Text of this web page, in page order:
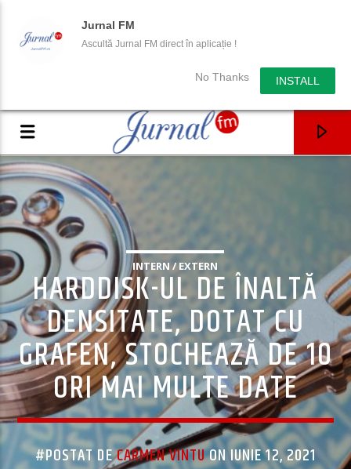
Jurnal FM
Ascultă Jurnal FM direct în aplicație !
No Thanks INSTALL
INTERN / EXTERN
HARDDISK-UL DE ÎNALTĂ
DENSITATE, DOTAT CU
GRAFEN, STOCHEAZĂ DE 10
ORI MAI MULTE DATE
#POSTAT DECARMEN VINTUON IUNIE 12, 2021